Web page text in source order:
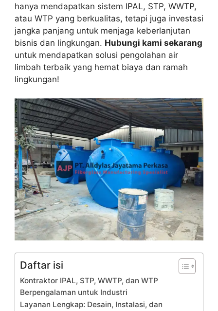
hanya mendapatkan sistem IPAL, STP, WWTP,
atau WTP yang berkualitas, tetapi juga investasi
jangka panjang untuk menjaga keberlanjutan
bisnis dan lingkungan. Hubungi kami sekarang
untuk mendapatkan solusi pengolahan air
limbah terbaik yang hemat biaya dan ramah
lingkungan!
Daftar isi
Kontraktor IPAL, STP, WWTP, dan WTP
Berpengalaman untuk Industri
Layanan Lengkap: Desain, Instalasi, dan